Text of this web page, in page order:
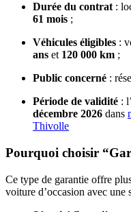
Durée du contrat :
61 mois ;
Véhicules éligibles :
ans et 120 000 km ;
Public concerné :
Période de validité :
décembre 2026 dans
Thivolle
Pourquoi choisir
Ce type de garantie offre
voiture d’occasion avec une